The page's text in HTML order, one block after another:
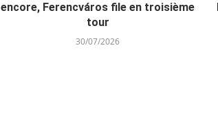
encore, Ferencváros file en troisième
tour
30/07/2026